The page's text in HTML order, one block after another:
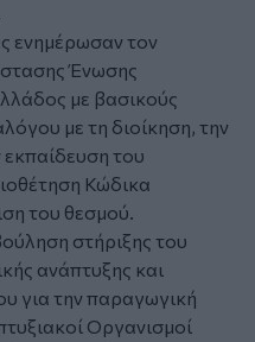
ενημέρωσαν τον
Ένωσης
με βασικούς
με τη διοίκηση, την
του
Κώδικα
του θεσμού.
στήριξης του
ανάπτυξης και
για την παραγωγική
Οργανισμοί